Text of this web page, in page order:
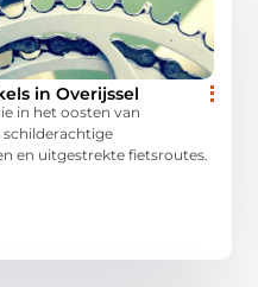
in Overijssel
in het oosten van
schilderachtige
en uitgestrekte fietsroutes.